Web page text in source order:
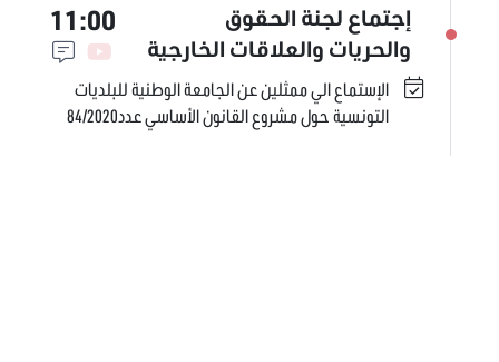
إجتماع لجنة الحقوق
والحريات والعلاقات الخارجية
11:00
الإستماع الي ممثلين عن الجامعة الوطنية للبلديات
التونسية حول مشروع القانون الأساسي عدد84/2020